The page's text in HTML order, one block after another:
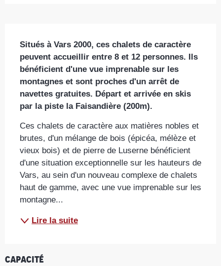
Situés à Vars 2000, ces chalets de caractère
peuvent accueillir entre 8 et 12 personnes. Ils
bénéficient d'une vue imprenable sur les
montagnes et sont proches d'un arrêt de
navettes gratuites. Départ et arrivée en skis
par la piste la Faisandière (200m).
Ces chalets de caractère aux matières nobles et
brutes, d'un mélange de bois (épicéa, mélèze et
vieux bois) et de pierre de Luserne bénéficient
d'une situation exceptionnelle sur les hauteurs de
Vars, au sein d'un nouveau complexe de chalets
haut de gamme, avec une vue imprenable sur les
montagne...
Lire la suite
Capacité